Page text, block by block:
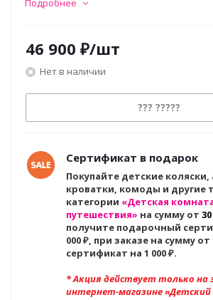
Подробнее
46 900 ₽/шт
Нет в наличии
??? ?????
Сертификат в подарок
Покупайте детские коляски,
кроватки, комоды и другие
категории «Детская
путешествия» на сумму от
получите подарочный
000₽, при заказе на сумму от
сертификат на 1 000 ₽.
* Акция действует только на
интернет-магазине